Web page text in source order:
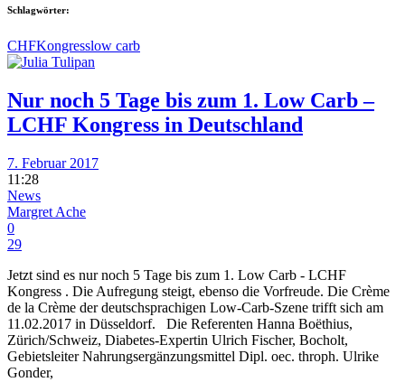
Schlagwörter:
CHFKongresslow carb
Nur noch 5 Tage bis zum 1. Low Carb –
LCHF Kongress in Deutschland
7. Februar 2017
11:28
News
Margret Ache
0
29
Jetzt sind es nur noch 5 Tage bis zum 1. Low Carb - LCHF
Kongress . Die Aufregung steigt, ebenso die Vorfreude. Die Crème
de la Crème der deutschsprachigen Low-Carb-Szene trifft sich am
11.02.2017 in Düsseldorf. Die Referenten Hanna Boëthius,
Zürich/Schweiz, Diabetes-Expertin Ulrich Fischer, Bocholt,
Gebietsleiter Nahrungsergänzungsmittel Dipl. oec. throph. Ulrike
Gonder,